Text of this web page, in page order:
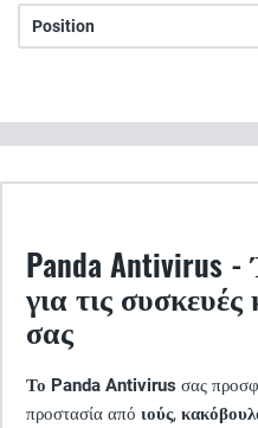
Panda Antivirus
για τις
σας
Το Panda Antivirus σας
προστασία από ιούς,